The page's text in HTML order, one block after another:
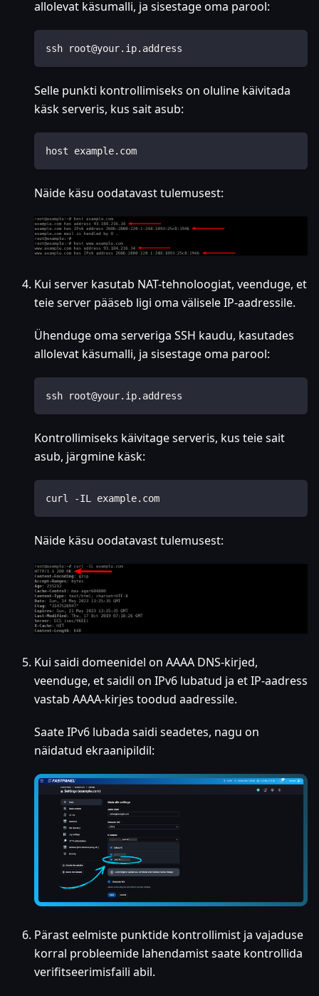
allolevat käsumalli, ja sisestage oma parool:
ssh root@your.ip.address
Selle punkti kontrollimiseks on oluline käivitada
käsk serveris, kus sait asub:
host example.com
Näide käsu oodatavast tulemusest:
Kui server kasutab NAT-tehnoloogiat, veenduge, et
teie server pääseb ligi oma välisele IP-aadressile.
Ühenduge oma serveriga SSH kaudu, kasutades
allolevat käsumalli, ja sisestage oma parool:
ssh root@your.ip.address
Kontrollimiseks käivitage serveris, kus teie sait
asub, järgmine käsk:
curl -IL example.com
Näide käsu oodatavast tulemusest:
Kui saidi domeenidel on AAAA DNS-kirjed,
veenduge, et saidil on IPv6 lubatud ja et IP-aadress
vastab AAAA-kirjes toodud aadressile.
Saate IPv6 lubada saidi seadetes, nagu on
näidatud ekraanipildil:
Pärast eelmiste punktide kontrollimist ja vajaduse
korral probleemide lahendamist saate kontrollida
verifitseerimisfaili abil.